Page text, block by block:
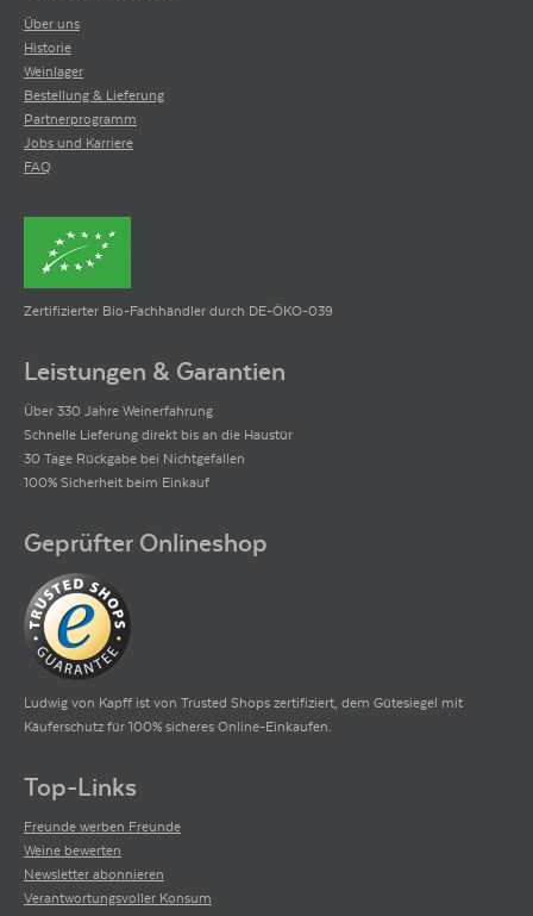
Über uns
Historie
Weinlager
Bestellung & Lieferung
Partnerprogramm
Jobs und Karriere
FAQ
Zertifizierter Bio-Fachhändler durch DE-ÖKO-039
Leistungen & Garantien
Über 330 Jahre Weinerfahrung
Schnelle Lieferung direkt bis an die Haustür
30 Tage Rückgabe bei Nichtgefallen
100% Sicherheit beim Einkauf
Geprüfter Onlineshop
Ludwig von Kapff ist von Trusted Shops zertifiziert, dem Gütesiegel mit
Käuferschutz für 100% sicheres Online-Einkaufen.
Top-Links
Freunde werben Freunde
Weine bewerten
Newsletter abonnieren
Verantwortungsvoller Konsum